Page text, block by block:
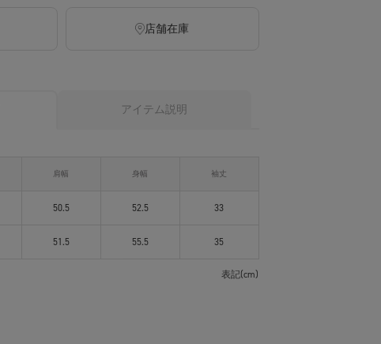
店舗在庫
アイテム説明
肩幅 身幅 袖丈
50.5 52.5 33
51.5 55.5 35
表記(cm)